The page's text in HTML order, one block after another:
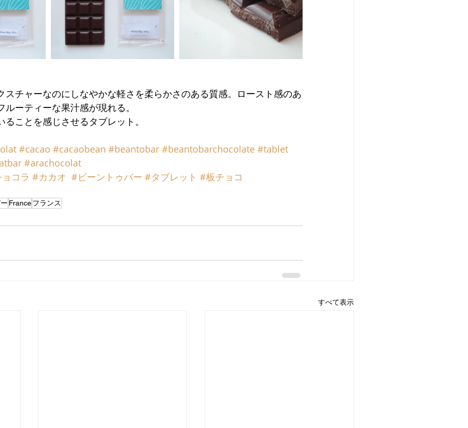
スチャーなのにしなやかな軽さを柔らかさのある質感。ロースト感のあ
ーティーな果汁感が現れる。
ことを感じさせるタブレット。
#cacao #cacaobean #beantobar #beantobarchocolate #tablet
#arachocolat
コラ #カカオ #ビーントゥバー #タブレット #板チョコ
Franceフランス
すべて表示